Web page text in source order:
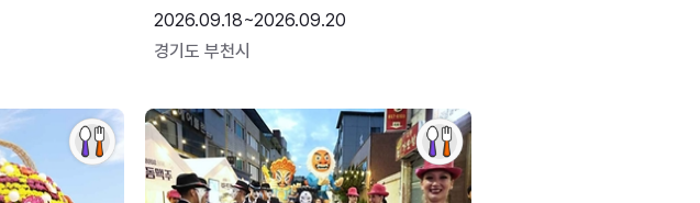
2026.09.18~2026.09.20
경기도 부천시